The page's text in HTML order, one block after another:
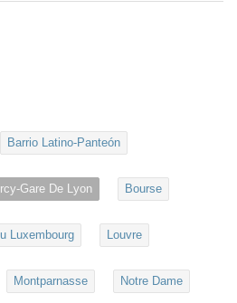
Barrio Latino-Panteón
Gare De Lyon Bourse
Luxembourg Louvre
Montparnasse Notre Dame